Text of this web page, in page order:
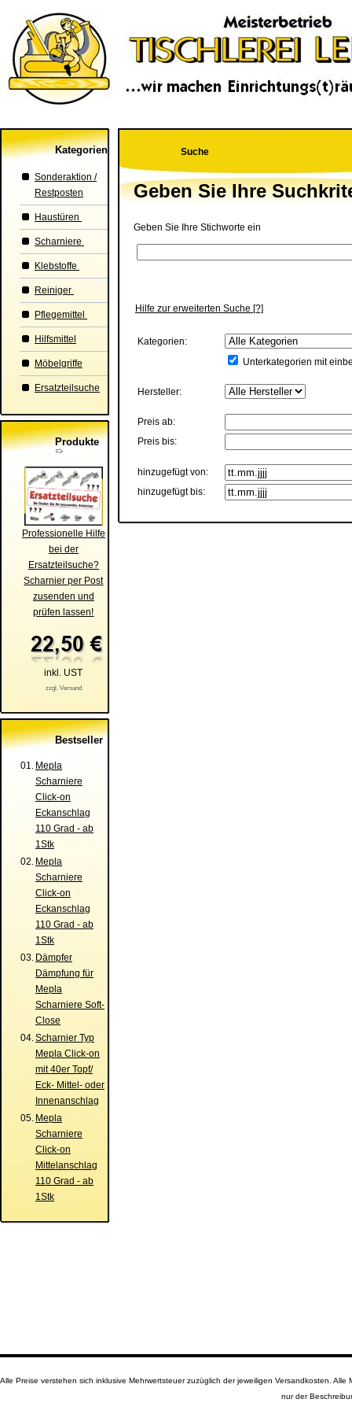
Kategorien
Sonderaktion /
Restposten
Haustüren
Scharniere
Klebstoffe
Reiniger
Pflegemittel
Hilfsmittel
Möbelgriffe
Ersatzteilsuche
Produkte
Professionelle Hilfe
bei der
Ersatzteilsuche?
Scharnier per Post
zusenden und
prüfen lassen!
inkl. UST
zzgl. Versand
Bestseller
01. Mepla
Scharniere
Click-on
Eckanschlag
110 Grad - ab
1Stk
02. Mepla
Scharniere
Click-on
Eckanschlag
110 Grad - ab
1Stk
03. Dämpfer
Dämpfung für
Mepla
Scharniere Soft-
Close
04.Scharnier Typ
Mepla Click-on
mit 40er Topf/
Eck- Mittel- oder
Innenanschlag
05. Mepla
Scharniere
Click-on
Mittelanschlag
110 Grad - ab
1Stk
Suche
Geben Sie Ihre
Geben Sie Ihre Stichworte ein
Hilfe zur erweiterten Suche [?]
Kategorien:
Unterkategorien mit
Hersteller:
Preis ab:
Preis bis:
hinzugefügt von:
hinzugefügt bis:
Alle Preise verstehen sich inklusive Mehrwertsteuer zuzüglich der jeweiligen Versandkosten.
nur der